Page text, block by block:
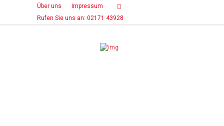
Über uns
Impressum
Rufen Sie uns an: 02171 43928